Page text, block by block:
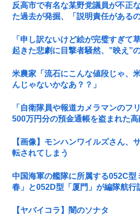
反高市で有名な某野党議員が不正
た過去が発掘、「説明責任がある
「申し訳ないけど絵が完璧すぎて
起きた悲劇に目撃者騒然、”映え”
米農家「流石にこんな値段じゃ、
んじゃないかなあ？？」
「自衛隊員や報道カメラマンのフ
500万円分の預金通帳を盗まれた
【画像】モンハンワイルズさん、
転されてしまう
中国海軍の艦隊に所属する052C型
春」と052D型「厦門」が編隊航行
【ヤバイコラ】闇のソナタ